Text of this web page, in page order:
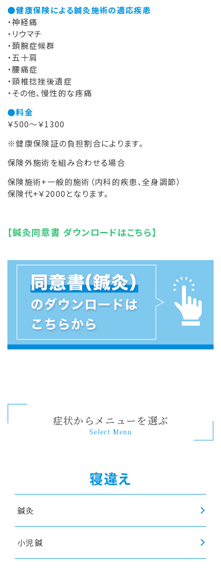
●健康保険による鍼灸施術の適応疾患
・神経痛
・リウマチ
・頚腕症候群
・五十肩
・腰痛症
・頸椎捻挫後遺症
・その他、慢性的な疼痛
●料金
￥500～￥1300
※健康保険証の負担割合によります。
保険外施術を組み合わせる場合
保険施術+一般的施術（内科的疾患、全身調節）
保険代+￥2000となります。
【鍼灸同意書 ダウンロードはこちら】
症状からメニューを選ぶ
Select Menu
寝違え
鍼灸
小児鍼